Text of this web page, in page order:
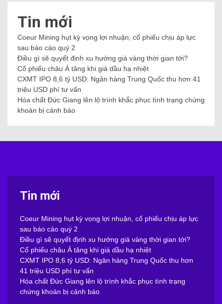
Tin mới
Coeur Mining hụt kỳ vọng lợi nhuận, cổ phiếu chịu áp lực
sau báo cáo quý 2
Điều gì sẽ quyết định xu hướng giá vàng thời gian tới?
Cổ phiếu châu Á tăng khi giá dầu hạ nhiệt
CXMT IPO 8,6 tỷ USD: Ngân hàng Trung Quốc thu hơn 41
triệu USD phí tư vấn
Hóa chất Đức Giang lên lộ trình khắc phục tình trạng chứng
khoán bị cảnh báo
Tin mới
Coeur Mining hụt kỳ vọng lợi nhuận, cổ phiếu chịu áp lực
sau báo cáo quý 2
Điều gì sẽ quyết định xu hướng giá vàng thời gian tới?
Cổ phiếu châu Á tăng khi giá dầu hạ nhiệt
CXMT IPO 8,6 tỷ USD: Ngân hàng Trung Quốc thu hơn
41 triệu USD phí tư vấn
Hóa chất Đức Giang lên lộ trình khắc phục tình trạng
chứng khoán bị cảnh báo